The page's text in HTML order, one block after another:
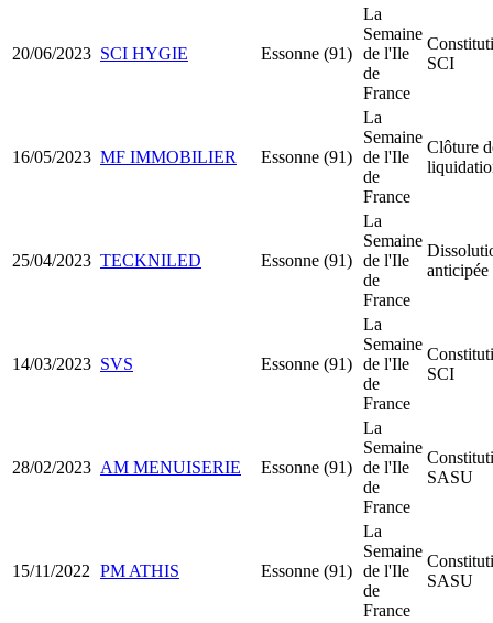
20/06/2023 SCI HYGIE Essonne (91)
La
Semaine
de l'Ile
de
France
SCI
16/05/2023 MF IMMOBILIER Essonne (91)
La
Semaine
de l'Ile
de
France
Clôture
25/04/2023 TECKNILED Essonne (91)
La
Semaine
de l'Ile
de
France
anticipée
14/03/2023 SVS Essonne (91)
La
Semaine
de l'Ile
de
France
SCI
28/02/2023 AM MENUISERIE Essonne (91)
La
Semaine
de l'Ile
de
France
SASU
15/11/2022 PM ATHIS Essonne (91)
La
Semaine
de l'Ile
de
France
SASU